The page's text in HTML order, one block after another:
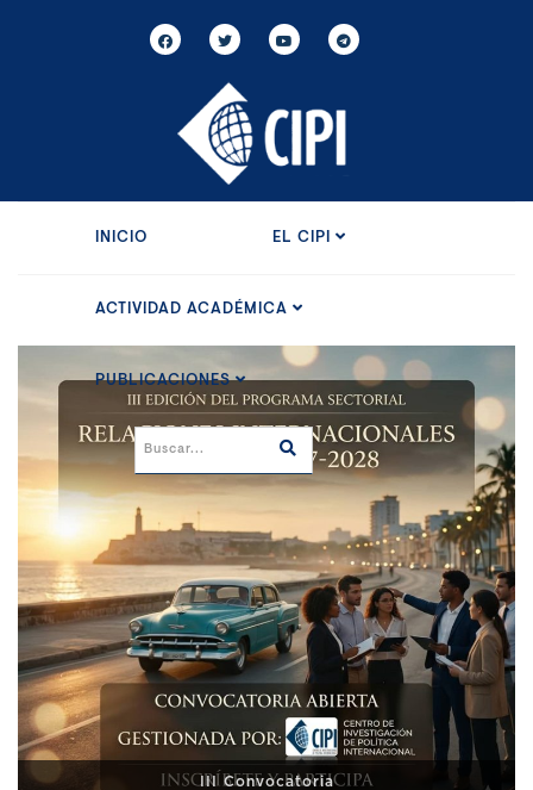
INICIO EL CIPI
ACTIVIDAD ACADÉMICA
PUBLICACIONES
XI Conference on Strategic Studies